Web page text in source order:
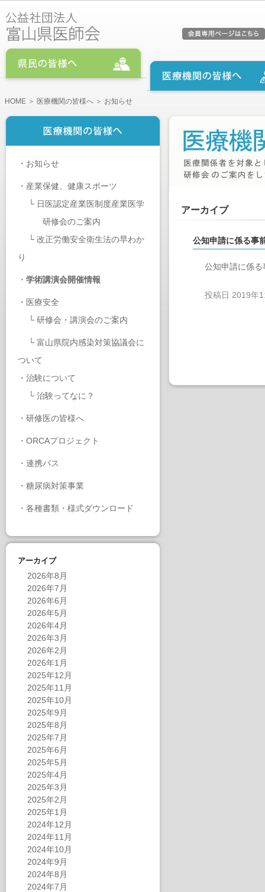
HOME ＞ 医療機関の皆様へ ＞ お知らせ
・ お知らせ
・ 産業保健、健康スポーツ
└ 日医認定産業医制度産業医学
研修会のご案内
└ 改正労働安全衛生法の早わか
り
・ 学術講演会開催情報
・ 医療安全
└ 研修会・講演会のご案内
└ 富山県院内感染対策協議会に
ついて
・ 治験について
└ 治験ってなに？
・ 研修医の皆様へ
・ ORCAプロジェクト
・ 連携パス
・ 糖尿病対策事業
・ 各種書類・様式ダウンロード
アーカイブ
2026年8月
2026年7月
2026年6月
2026年5月
2026年4月
2026年3月
2026年2月
2026年1月
2025年12月
2025年11月
2025年10月
2025年9月
2025年8月
2025年7月
2025年6月
2025年5月
2025年4月
2025年3月
2025年2月
2025年1月
2024年12月
2024年11月
2024年10月
2024年9月
2024年8月
2024年7月
アーカイブ
公知申請に係る事
公知申請に係
投稿日 2019年